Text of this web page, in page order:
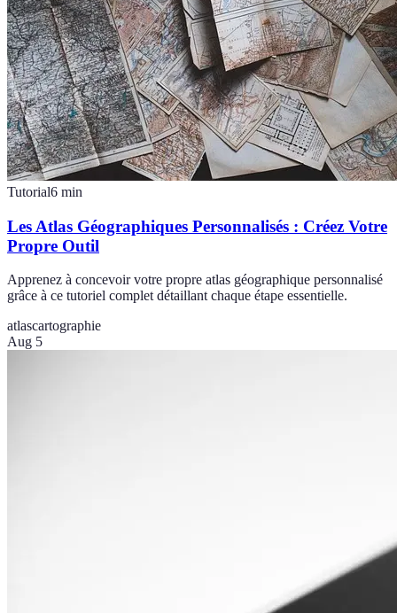
Tutorial6 min
Les Atlas Géographiques Personnalisés : Créez Votre
Propre Outil
Apprenez à concevoir votre propre atlas géographique personnalisé
grâce à ce tutoriel complet détaillant chaque étape essentielle.
atlascartographie
Aug 5